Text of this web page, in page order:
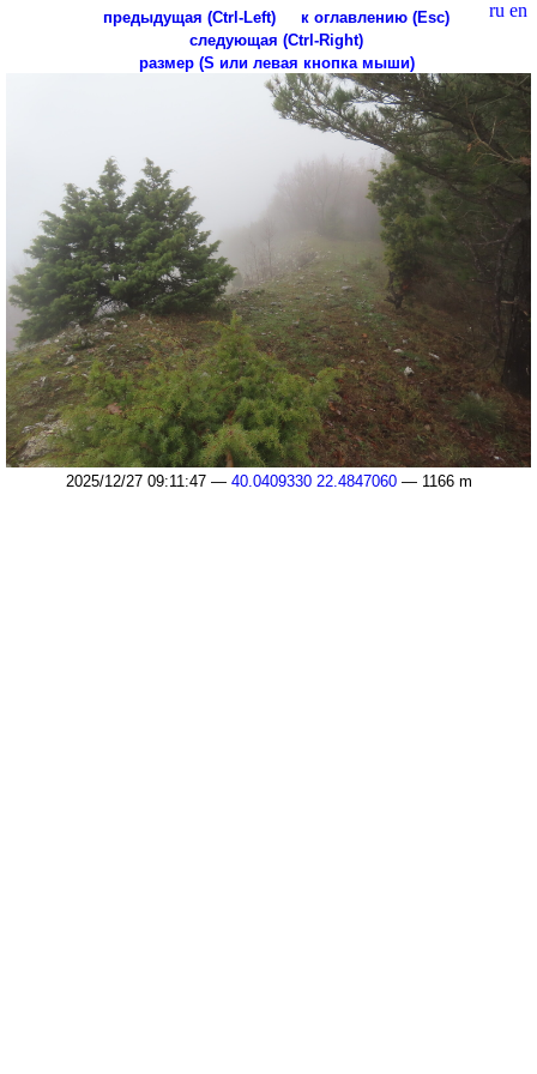
ru en
предыдущая (Ctrl-Left)
к оглавлению (Esc)
следующая (Ctrl-Right)
размер (S или левая кнопка мыши)
2025/12/27 09:11:47 — 40.0409330 22.4847060— 1166 m